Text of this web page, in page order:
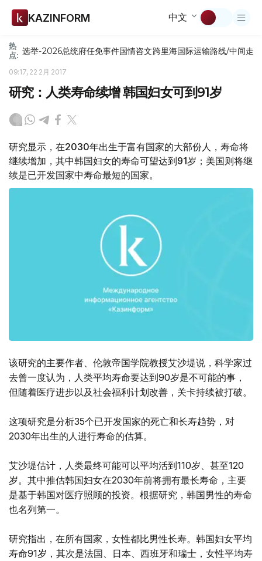
KAZINFORM 中文
热
点: 选举-2026总统府任免事件国情咨文跨里海国际运输路线/中间走廊
09:17, 22 2月 2017
研究：人类寿命续增 韩国妇女可到91岁
研究显示，在2030年出生于富有国家的大部份人，寿命将
继续增加，其中韩国妇女的寿命可望达到91岁；美国则将继
续是已开发国家中寿命最短的国家。
该研究的主要作者、伦敦帝国学院教授艾沙堤说，科学家过
去曾一度认为，人类平均寿命要达到90岁是不可能的事，
但随着医疗进步以及社会福利计划改善，关卡持续被打破。
这项研究是分析35个已开发国家的死亡和长寿趋势，对
2030年出生的人进行寿命的估算。
艾沙堤估计，人类最终可能可以平均活到110岁、甚至120
岁。其中推估韩国妇女在2030年前将拥有最长寿命，主要
是基于韩国对医疗照顾的投资。根据研究，韩国男性的寿命
也名列第一。
研究指出，在所有国家，女性都比男性长寿。韩国妇女平均
寿命91岁，其次是法国、日本、西班牙和瑞士，女性平均寿